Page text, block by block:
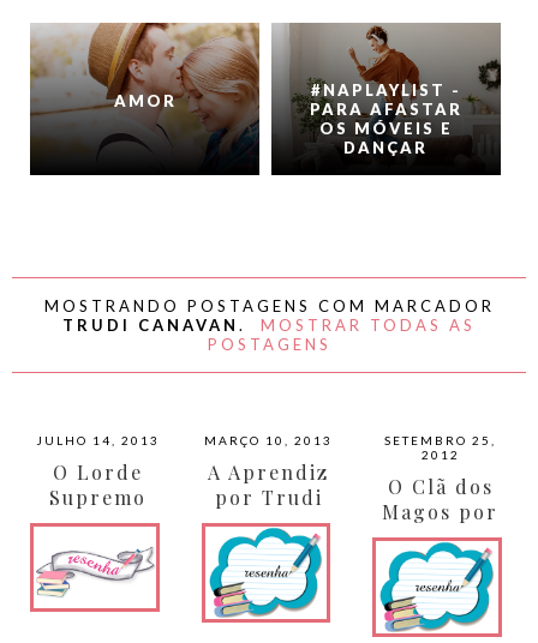
AMOR
#NAPLAYLIST -
PARA AFASTAR
OS MÓVEIS E
DANÇAR
MOSTRANDO POSTAGENS COM MARCADOR
TRUDI CANAVAN.
MOSTRAR TODAS AS
POSTAGENS
JULHO 14, 2013
O Lorde
Supremo
por Trudi
Canavan
MARÇO 10, 2013
A Aprendiz
por Trudi
Canavan
SETEMBRO 25,
2012
O Clã dos
Magos por
Trudi
Canavan